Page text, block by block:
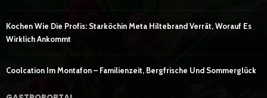
Kochen Wie Die Profis: Starköchin Meta Hiltebrand Verrät, Worauf Es
Wirklich Ankommt
Coolcation Im Montafon – Familienzeit, Bergfrische Und Sommerglück